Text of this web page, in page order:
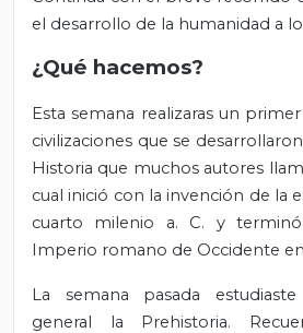
el desarrollo de la humanidad a
¿Qué hacemos?
Esta semana realizaras un
civilizaciones que se
Historia que muchos autores
cual inició con la invención de la
cuarto milenio a. C. y
Imperio romano de Occidente en
La semana pasada
general la Prehistoria.